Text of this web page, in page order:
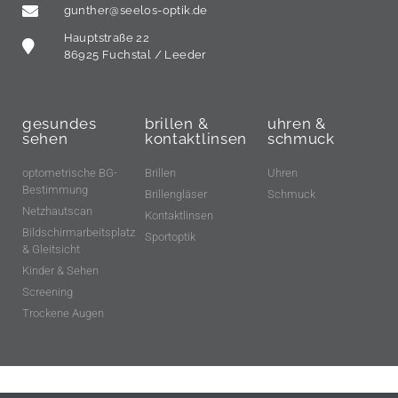
gunther@seelos-optik.de
Hauptstraße 22
86925 Fuchstal / Leeder
gesundes
sehen
optometrische BG-
Bestimmung
Netzhautscan
Bildschirmarbeitsplatz
& Gleitsicht
Kinder & Sehen
Screening
Trockene Augen
brillen &
kontaktlinsen
Brillen
Brillengläser
Kontaktlinsen
Sportoptik
uhren &
schmuck
Uhren
Schmuck